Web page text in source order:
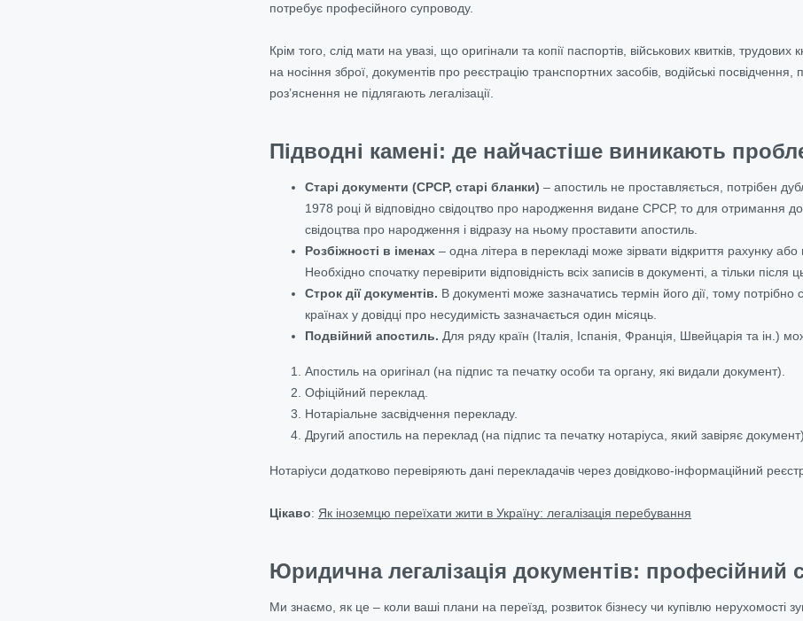
потребує професійного супроводу.
Крім того, слід мати на увазі, що оригінали та копії паспортів, військових квитків,
на носіння зброї, документів про реєстрацію транспортних засобів, водійські
роз’яснення не підлягають легалізації.
Підводні камені: де найчастіше виникають
Старі документи (СРСР, старі бланки) – апостиль не проставляється, потрібен
1978 році й відповідно свідоцтво про народження видане СРСР, то для отримання
свідоцтва про народження і відразу на ньому проставити апостиль.
Розбіжності в іменах – одна літера в перекладі може зірвати відкриття рахунку
Необхідно спочатку перевірити відповідність всіх записів в документі, а тільки після
Строк дії документів. В документі може зазначатись термін його дії, тому
країнах у довідці про несудимість зазначається один місяць.
Подвійний апостиль. Для ряду країн (Італія, Іспанія, Франція, Швейцарія та ін.)
Апостиль на оригінал (на підпис та печатку особи та органу, які видали документ).
Офіційний переклад.
Нотаріальне засвідчення перекладу.
Другий апостиль на переклад (на підпис та печатку нотаріуса, який завіряє документ).
Нотаріуси додатково перевіряють дані перекладачів через довідково-інформаційний
Цікаво: Як іноземцю переїхати жити в Україну: легалізація перебування
Юридична легалізація документів: професійний
Ми знаємо, як це – коли ваші плани на переїзд, розвиток бізнесу чи купівлю нерухомості